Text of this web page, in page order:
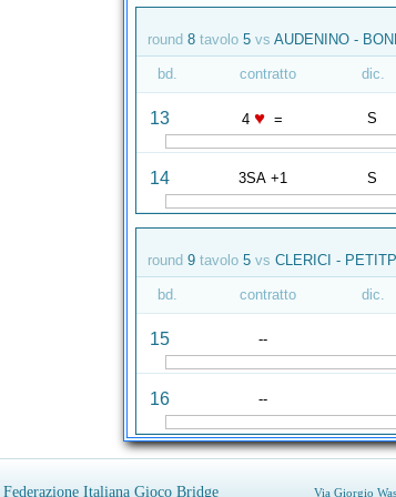
round 8 tavolo 5 vs AUDENINO -
bd. contratto dic.
13 4 ♥ = S
14 3SA +1 S
round 9 tavolo 5 vs CLERICI -
bd. contratto dic.
15 --
16 --
Federazione Italiana Gioco Bridge Via Giorgio